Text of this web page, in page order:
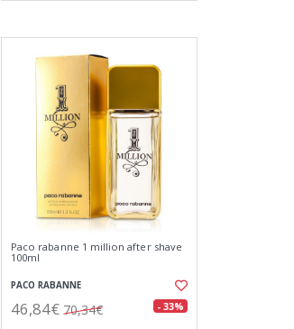
Paco rabanne 1 million after shave
100ml
PACO RABANNE
46,84€ 70,34€ - 33%